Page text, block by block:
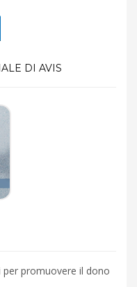
DI AVIS
promuovere il dono